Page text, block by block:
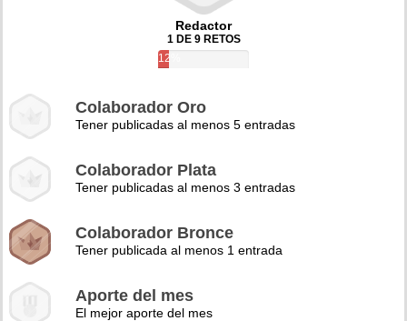
Redactor
1 DE 9 RETOS
12%
Colaborador Oro
Tener publicadas al menos 5 entradas
Colaborador Plata
Tener publicadas al menos 3 entradas
Colaborador Bronce
Tener publicada al menos 1 entrada
Aporte del mes
El mejor aporte del mes